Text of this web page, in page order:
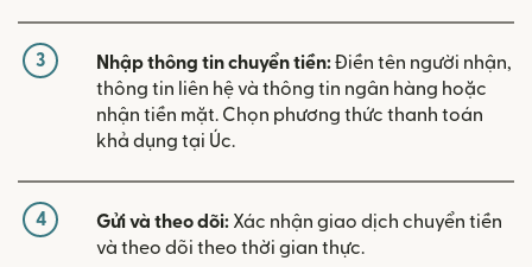
3 Nhập thông tin chuyển tiền:Điền tên người nhận,
thông tin liên hệ và thông tin ngân hàng hoặc
nhận tiền mặt. Chọn phương thức thanh toán
khả dụng tại Úc.
4 Gửi và theo dõi: Xác nhận giao dịch chuyển tiền
và theo dõi theo thời gian thực.